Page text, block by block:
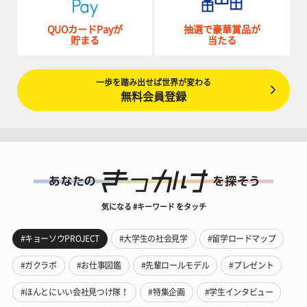
QUOカードPayが
貯まる
抽選で豪華賞品が
当たる
一歩を踏み出せば世界が変わる
無料会員登録
気になる #キーワード をタッチ
#キョーソウPROJECT #大学生の社会見学 #留学ロードマップ
#ガクラボ #お仕事図鑑 #先輩ロールモデル #プレゼント
#ほんとにいい会社見つけ隊！ #特集企画 #学生インタビュー